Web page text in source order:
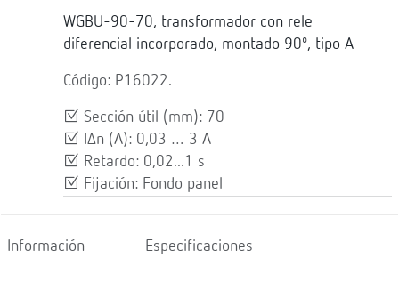
WGBU-90-70, transformador con rele
diferencial incorporado, montado 90º, tipo A
Código: P16022.
Sección útil (mm): 70
IΔn (A): 0,03 … 3 A
Retardo: 0,02...1 s
Fijación: Fondo panel
Información Especificaciones